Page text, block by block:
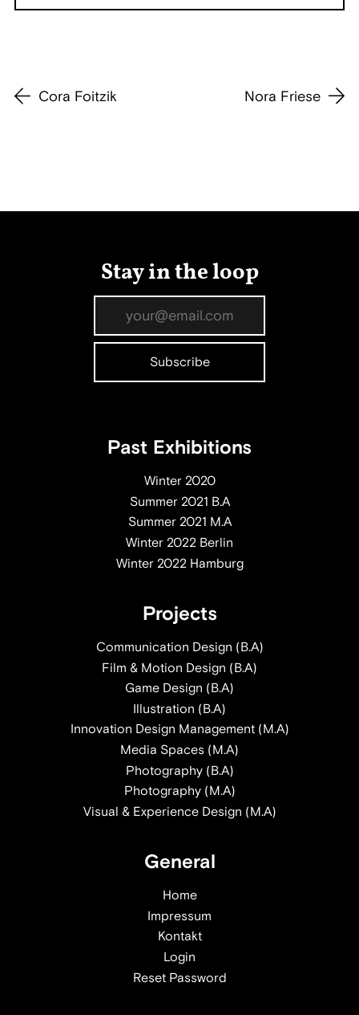
Cora Foitzik Nora Friese
Stay in the loop
Past Exhibitions
Winter 2020
Summer 2021 B.A
Summer 2021 M.A
Winter 2022 Berlin
Winter 2022 Hamburg
Projects
Communication Design (B.A)
Film & Motion Design (B.A)
Game Design (B.A)
Illustration (B.A)
Innovation Design Management (M.A)
Media Spaces (M.A)
Photography (B.A)
Photography (M.A)
Visual & Experience Design (M.A)
General
Home
Impressum
Kontakt
Login
Reset Password